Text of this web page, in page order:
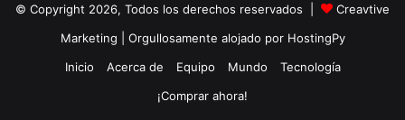
© Copyright 2026, Todos los derechos reservados |
Creavtive
Marketing | Orgullosamente alojado por HostingPy
Inicio
Acerca de Equipo Mundo
Tecnología
¡Comprar ahora!